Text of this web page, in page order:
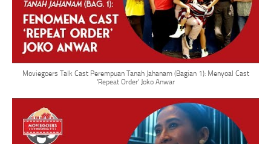
Moviegoers Talk Cast Perempuan Tanah Jahanam (Bagian 1): Menyoal Cast
'Repeat Order' Joko Anwar